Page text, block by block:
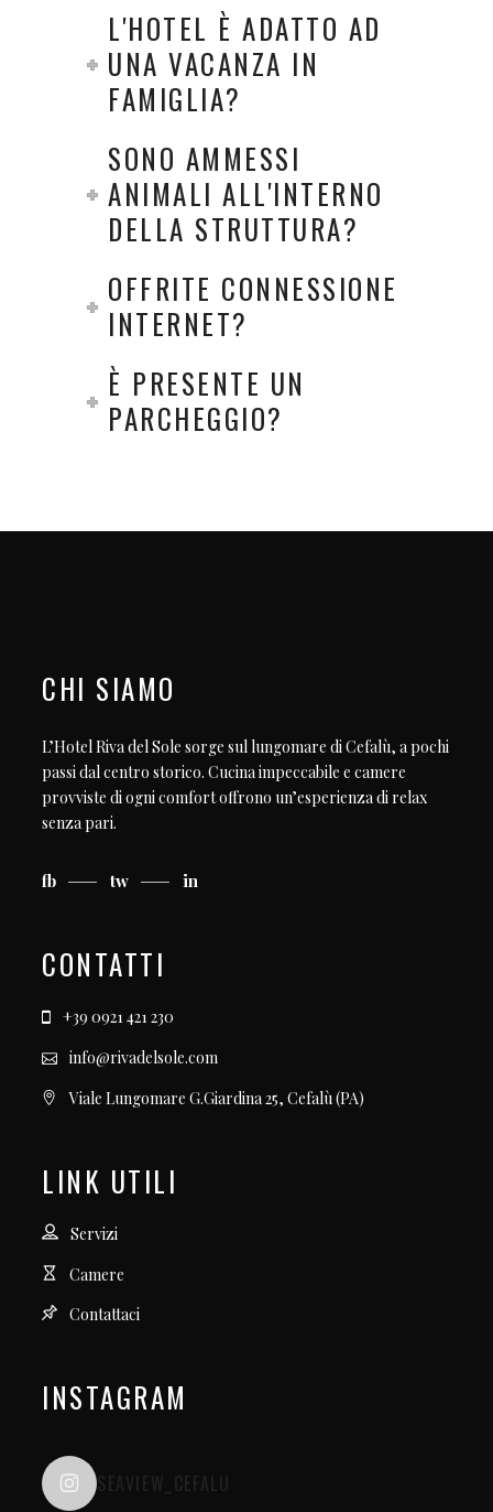
L'HOTEL È ADATTO AD
UNA VACANZA IN
FAMIGLIA?
SONO AMMESSI
ANIMALI ALL'INTERNO
DELLA STRUTTURA?
OFFRITE CONNESSIONE
INTERNET?
È PRESENTE UN
PARCHEGGIO?
CHI SIAMO
L’Hotel Riva del Sole sorge sul lungomare di Cefalù, a pochi
passi dal centro storico. Cucina impeccabile e camere
provviste di ogni comfort offrono un’esperienza di relax
senza pari.
fb tw in
CONTATTI
+39 0921 421 230
info@rivadelsole.com
Viale Lungomare G.Giardina 25, Cefalù (PA)
LINK UTILI
Servizi
Camere
Contattaci
INSTAGRAM